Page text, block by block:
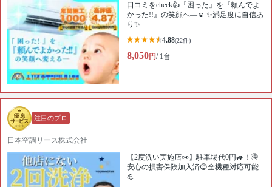
口コミをcheck👍『困った』を『頼んでよ
かった!!』の笑顔へ—☺︎ ✨満足度に自信あ
り✨
4.88(22件)
8,050円/ 1台
注目のプロ
日本空調リース株式会社
【2度洗い実施店👀】駐車場代0円🚙！🉐
安心の損害保険加入済😌全機種対応可能
💪